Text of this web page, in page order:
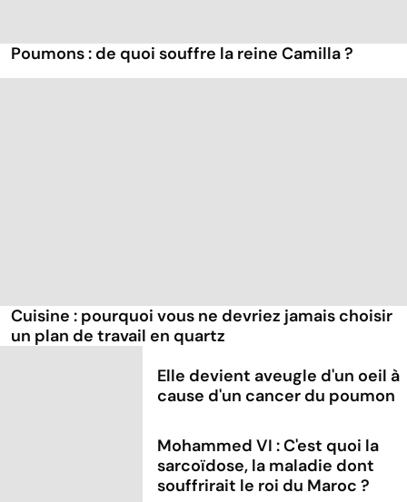
Poumons : de quoi souffre la reine Camilla ?
Cuisine : pourquoi vous ne devriez jamais choisir
un plan de travail en quartz
Elle devient aveugle d'un oeil à
cause d'un cancer du poumon
Mohammed VI : C'est quoi la
sarcoïdose, la maladie dont
souffrirait le roi du Maroc ?